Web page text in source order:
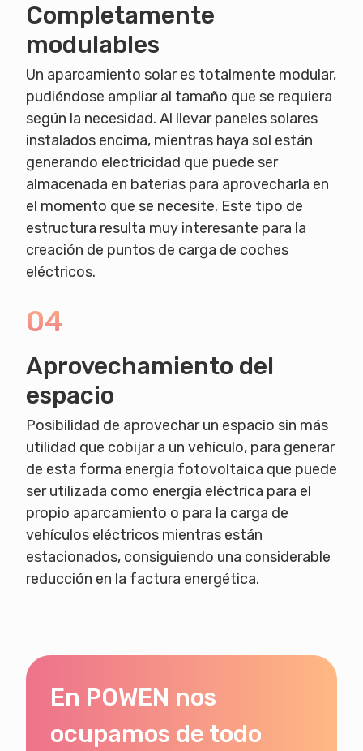
Completamente
modulables
Un aparcamiento solar es totalmente modular,
pudiéndose ampliar al tamaño que se requiera
según la necesidad. Al llevar paneles solares
instalados encima, mientras haya sol están
generando electricidad que puede ser
almacenada en baterías para aprovecharla en
el momento que se necesite. Este tipo de
estructura resulta muy interesante para la
creación de puntos de carga de coches
eléctricos.
04
Aprovechamiento del
espacio
Posibilidad de aprovechar un espacio sin más
utilidad que cobijar a un vehículo, para generar
de esta forma energía fotovoltaica que puede
ser utilizada como energía eléctrica para el
propio aparcamiento o para la carga de
vehículos eléctricos mientras están
estacionados, consiguiendo una considerable
reducción en la factura energética.
En POWEN nos
ocupamos de todo